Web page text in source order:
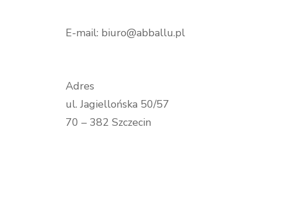
E-mail: biuro@abballu.pl
Adres
ul. Jagiellońska 50/57
70 – 382 Szczecin